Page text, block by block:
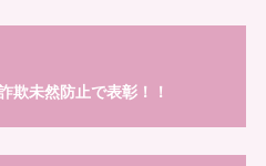
欺未然防止で表彰！！
本気で改善したい信用出
たい
ある方の訪問治療
いる。